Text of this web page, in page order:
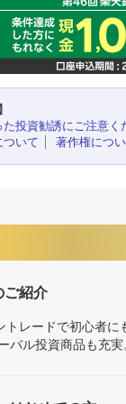
た投資勧誘にご注意く
ついて
著作権につ
ご紹介
レードで初心者
ル投資商品も充